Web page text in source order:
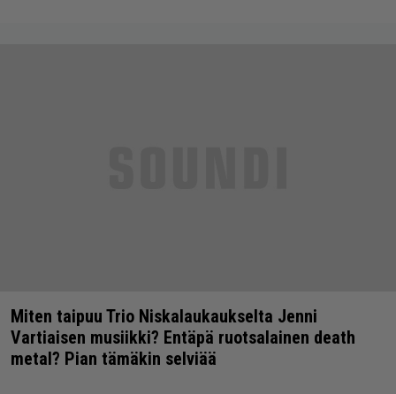
Miten taipuu Trio Niskalaukaukselta Jenni
Vartiaisen musiikki? Entäpä ruotsalainen death
metal? Pian tämäkin selviää